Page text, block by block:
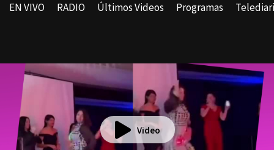
EN VIVO RADIO Últimos Videos Programas
Video